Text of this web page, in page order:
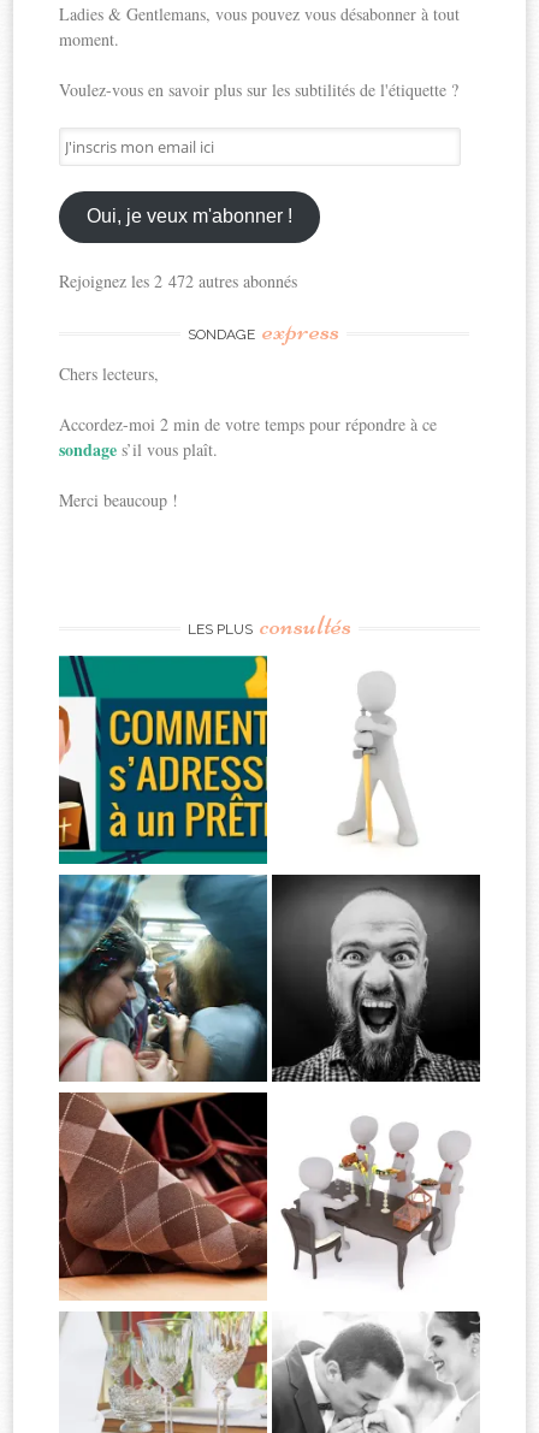
Ladies & Gentlemans, vous pouvez vous désabonner à tout
moment.
Voulez-vous en savoir plus sur les subtilités de l'étiquette ?
J'inscris
mon
email
ici
Oui, je veux m'abonner !
Rejoignez les 2 472 autres abonnés
SONDAGE express
Chers lecteurs,
Accordez-moi 2 min de votre temps pour répondre à ce
sondages’il vous plaît.
Merci beaucoup !
LES PLUS consultés